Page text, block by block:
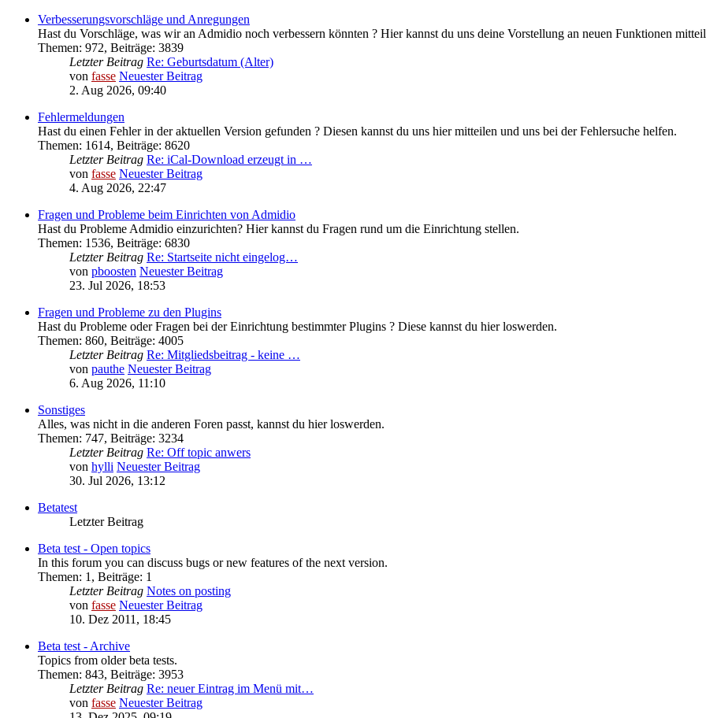
Verbesserungsvorschläge und Anregungen
Hast du Vorschläge, was wir an Admidio noch verbessern könnten ? Hier kannst du uns deine Vorstellung an neuen Funktionen
Themen: 972, Beiträge: 3839
Letzter Beitrag Re: Geburtsdatum (Alter)
von fasse Neuester Beitrag
2. Aug 2026, 09:40
Fehlermeldungen
Hast du einen Fehler in der aktuellen Version gefunden ? Diesen kannst du uns hier mitteilen und uns bei der Fehlersuche helfen.
Themen: 1614, Beiträge: 8620
Letzter Beitrag Re: iCal-Download erzeugt in …
von fasse Neuester Beitrag
4. Aug 2026, 22:47
Fragen und Probleme beim Einrichten von Admidio
Hast du Probleme Admidio einzurichten? Hier kannst du Fragen rund um die Einrichtung stellen.
Themen: 1536, Beiträge: 6830
Letzter Beitrag Re: Startseite nicht eingelog…
von pboosten Neuester Beitrag
23. Jul 2026, 18:53
Fragen und Probleme zu den Plugins
Hast du Probleme oder Fragen bei der Einrichtung bestimmter Plugins ? Diese kannst du hier loswerden.
Themen: 860, Beiträge: 4005
Letzter Beitrag Re: Mitgliedsbeitrag - keine …
von pauthe Neuester Beitrag
6. Aug 2026, 11:10
Sonstiges
Alles, was nicht in die anderen Foren passt, kannst du hier loswerden.
Themen: 747, Beiträge: 3234
Letzter Beitrag Re: Off topic anwers
von hylli Neuester Beitrag
30. Jul 2026, 13:12
Betatest
Letzter Beitrag
Beta test - Open topics
In this forum you can discuss bugs or new features of the next version.
Themen: 1 , Beiträge: 1
Letzter Beitrag Notes on posting
von fasse Neuester Beitrag
10. Dez 2011, 18:45
Beta test - Archive
Topics from older beta tests.
Themen: 843, Beiträge: 3953
Letzter Beitrag Re: neuer Eintrag im Menü mit…
von fasse Neuester Beitrag